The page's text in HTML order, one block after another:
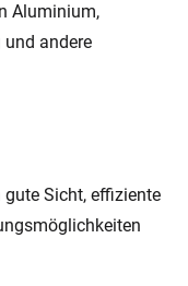
Aluminium,
andere
Sicht, effiziente